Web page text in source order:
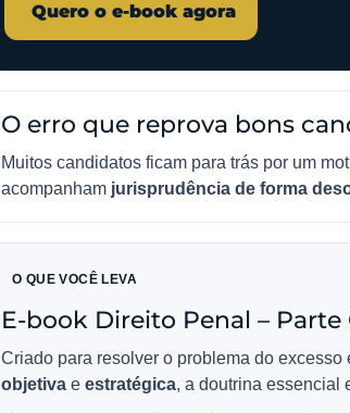
Quero o e-book agora
O erro que reprova bons
Muitos candidatos ficam para trás por um
acompanham jurisprudência de forma
O QUE VOCÊ LEVA
E-book Direito Penal – Parte
Criado para resolver o problema do
objetiva e estratégica, a doutrina essencial